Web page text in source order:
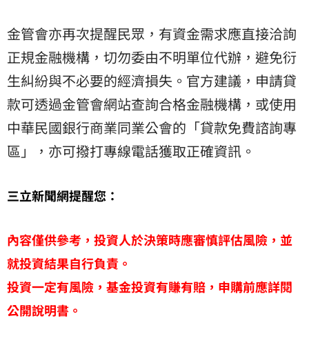
金管會亦再次提醒民眾，有資金需求應直接洽詢
正規金融機構，切勿委由不明單位代辦，避免衍
生糾紛與不必要的經濟損失。官方建議，申請貸
款可透過金管會網站查詢合格金融機構，或使用
中華民國銀行商業同業公會的「貸款免費諮詢專
區」，亦可撥打專線電話獲取正確資訊。
三立新聞網提醒您：
內容僅供參考，投資人於決策時應審慎評估風險，並
就投資結果自行負責。
投資一定有風險，基金投資有賺有賠，申購前應詳閱
公開說明書。